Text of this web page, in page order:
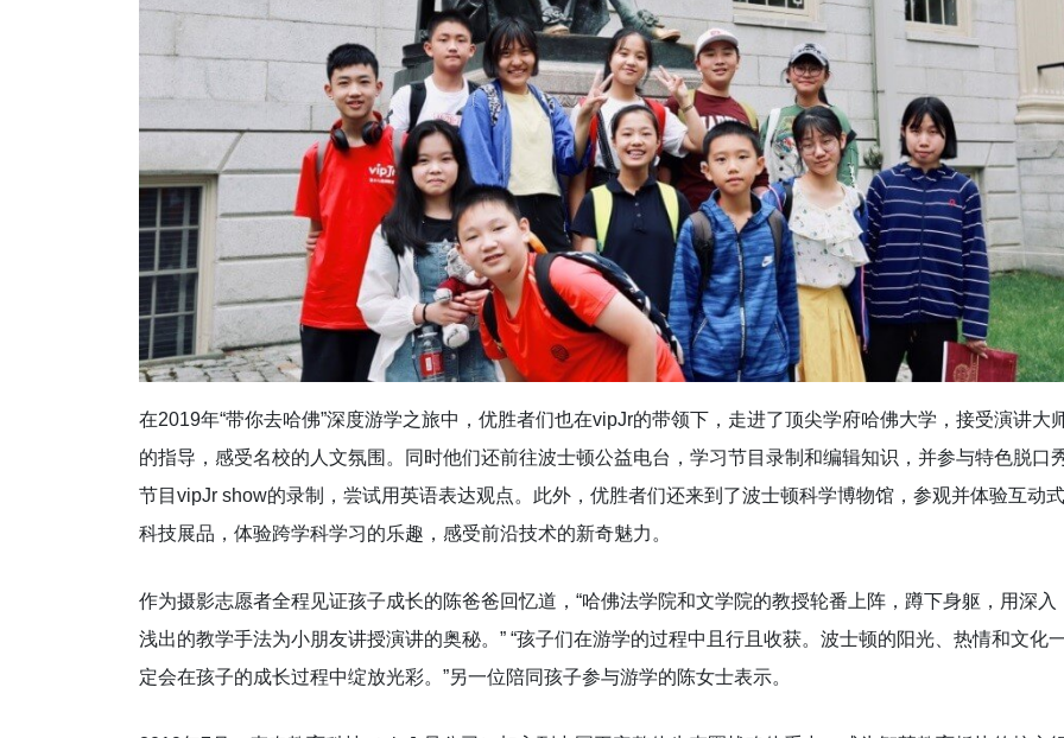
在2019年“带你去哈佛”深度游学之旅中，优胜者们也在vipJr的带领下，走进了顶尖学府哈佛大学，接受演讲大
的指导，感受名校的人文氛围。同时他们还前往波士顿公益电台，学习节目录制和编辑知识，并参与特色脱口
节目vipJr show的录制，尝试用英语表达观点。此外，优胜者们还来到了波士顿科学博物馆，参观并体验互动式
科技展品，体验跨学科学习的乐趣，感受前沿技术的新奇魅力。
作为摄影志愿者全程见证孩子成长的陈爸爸回忆道，“哈佛法学院和文学院的教授轮番上阵，蹲下身躯，用深入
浅出的教学手法为小朋友讲授演讲的奥秘。” “孩子们在游学的过程中且行且收获。波士顿的阳光、热情和文化
定会在孩子的成长过程中绽放光彩。”另一位陪同孩子参与游学的陈女士表示。